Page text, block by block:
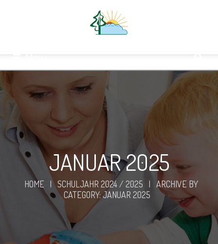
JANUAR 2025
HOME | SCHULJAHR 2024 / 2025 | ARCHIVE BY
CATEGORY: JANUAR 2025